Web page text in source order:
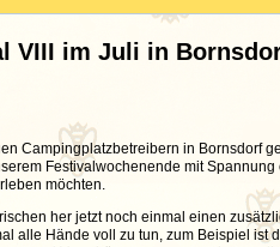
VIII im Juli in
Campingplatzbetreibern in Bornsdorf
Festivalwochenende mit
möchten.
her jetzt noch einmal einen
alle Hände voll zu tun, zum Beispiel ist